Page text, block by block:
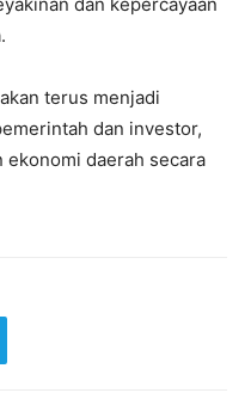
dan kepercayaan
terus menjadi
dan investor,
daerah secara